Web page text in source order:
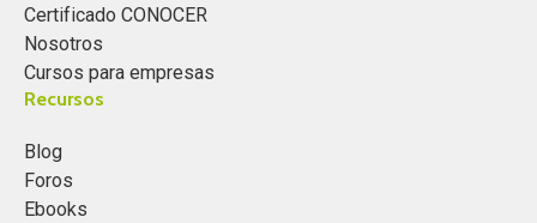
Certificado CONOCER
Nosotros
Cursos para empresas
Recursos
Blog
Foros
Ebooks